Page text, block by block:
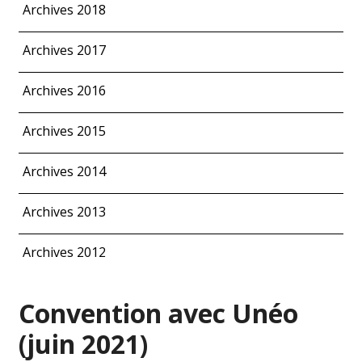
Archives 2018
Archives 2017
Archives 2016
Archives 2015
Archives 2014
Archives 2013
Archives 2012
Convention avec Unéo
(juin 2021)